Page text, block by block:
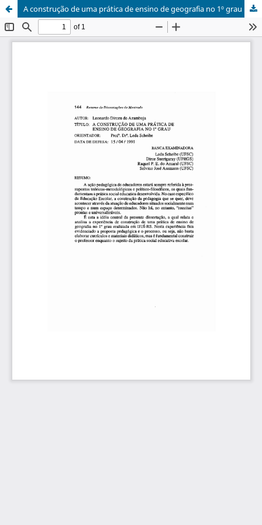
A construção de uma prática de ensino de geografia no 1º grau